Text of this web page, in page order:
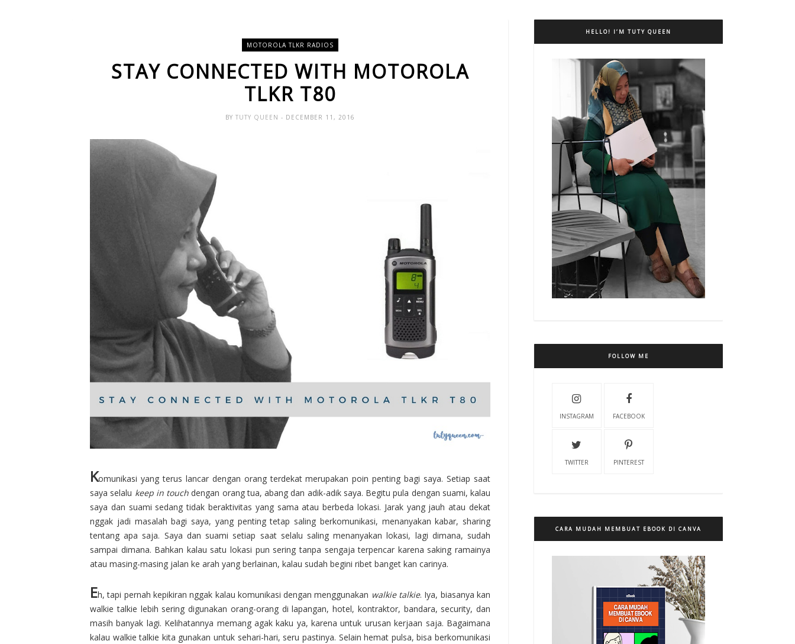
MOTOROLA TLKR RADIOS
STAY CONNECTED WITH MOTOROLA
TLKR T80
BY TUTY QUEEN - DECEMBER 11, 2016
Komunikasi yang terus lancar dengan orang terdekat merupakan poin penting bagi saya. Setiap saat
saya selalu keep in touch dengan orang tua, abang dan adik-adik saya. Begitu pula dengan suami, kalau
saya dan suami sedang tidak beraktivitas yang sama atau berbeda lokasi. Jarak yang jauh atau dekat
nggak jadi masalah bagi saya, yang penting tetap saling berkomunikasi, menanyakan kabar, sharing
tentang apa saja. Saya dan suami setiap saat selalu saling menanyakan lokasi, lagi dimana, sudah
sampai dimana. Bahkan kalau satu lokasi pun sering tanpa sengaja terpencar karena saking ramainya
atau masing-masing jalan ke arah yang berlainan, kalau sudah begini ribet banget kan carinya.
Eh, tapi pernah kepikiran nggak kalau komunikasi dengan menggunakan walkie talkie. Iya, biasanya kan
walkie talkie lebih sering digunakan orang-orang di lapangan, hotel, kontraktor, bandara, security, dan
masih banyak lagi. Kelihatannya memang agak kaku ya, karena untuk urusan kerjaan saja. Bagaimana
kalau walkie talkie kita gunakan untuk sehari-hari, seru pastinya. Selain hemat pulsa, bisa berkomunikasi
HELLO! I’M TUTY QUEEN
FOLLOW ME
INSTAGRAM FACEBOOK
TWITTER PINTEREST
CARA MUDAH MEMBUAT EBOOK DI CANVA